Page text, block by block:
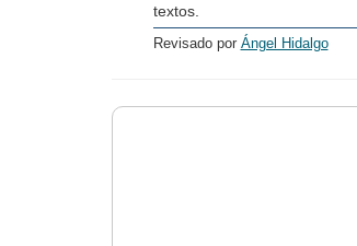
textos.
Revisado por Ángel Hidalgo